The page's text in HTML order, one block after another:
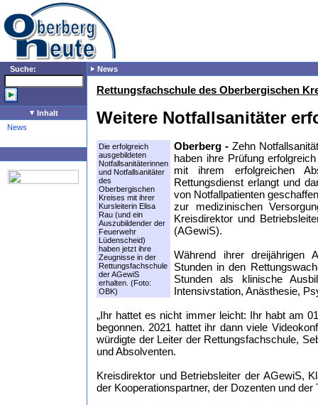
Suche:
Inhalt
News
News
Rettungsfachschule des Oberbergischen
Weitere Notfallsanitäter
Die erfolgreich
ausgebildeten
Notfallsanitäterinnen
und Notfallsanitäter
des
Oberbergischen
Kreises mit ihrer
Kursleiterin Elisa
Rau (und ein
Auszubildender der
Feuerwehr
Lüdenscheid)
haben jetzt ihre
Zeugnisse in der
Rettungsfachschule
der AGewiS
erhalten. (Foto:
OBK)
Oberberg - Zehn
haben ihre Prüfung
mit ihrem erfolgreichen
Rettungsdienst erlangt und
von Notfallpatienten
zur medizinischen
Kreisdirektor und
(AGewiS).
Während ihrer dreijährigen
Stunden in den
Stunden als klinische
Intensivstation, Anästhesie,
„Ihr hattet es nicht immer leicht: Ihr habt am
begonnen. 2021 hattet ihr dann viele
würdigte der Leiter der Rettungsfachschule,
und Absolventen.
Kreisdirektor und Betriebsleiter der AGewiS,
der Kooperationspartner, der Dozenten und der